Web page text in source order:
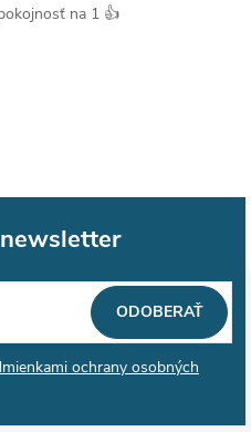
na 1 👍
ochrany osobných
ODOBERAŤ